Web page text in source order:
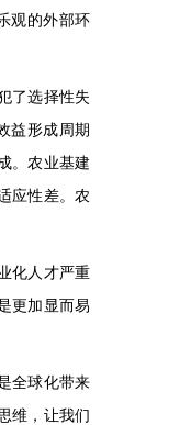
观的外部环
了选择性失
益形成周期
。农业基建
应性差。农
化人才严重
更加显而易
全球化带来
维，让我们